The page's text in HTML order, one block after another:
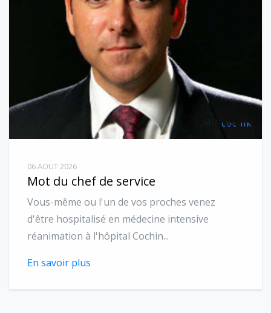
06 AOUT 2026
Mot du chef de service
Vous-même ou l'un de vos proches venez
d'être hospitalisé en médecine intensive
réanimation à l'hôpital Cochin...
En savoir plus